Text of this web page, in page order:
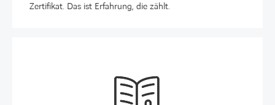
Zertifikat. Das ist Erfahrung, die zählt.